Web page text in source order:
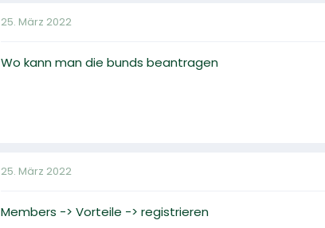
25. März 2022
Wo kann man die bunds beantragen
25. März 2022
Members -> Vorteile -> registrieren